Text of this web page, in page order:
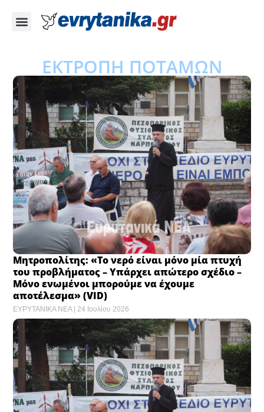
ΕΚΤΡΟΠΗ ΠΟΤΑΜΩΝ
Μητροπολίτης: «Το νερό είναι μόνο μία πτυχή
του προβλήματος – Υπάρχει απώτερο σχέδιο –
Μόνο ενωμένοι μπορούμε να έχουμε
αποτέλεσμα» (VID)
ΕΥΡΥΤΑΝΙΚΑ ΝΕΑ 24 Ιουλίου 2026